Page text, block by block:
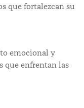
que fortalezcan su
emocional y
que enfrentan las